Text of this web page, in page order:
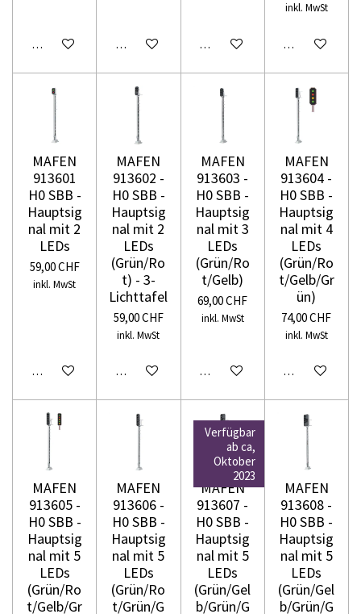
In den WarenkorbIn den WarenkorbIn den Warenkorb
inkl. MwSt
In den
MAFEN
913601
H0 SBB -
Hauptsig
nal mit 2
LEDs
59,00 CHF
inkl. MwSt
In den Warenkorb
MAFEN
913602 -
H0 SBB -
Hauptsig
nal mit 2
LEDs
(Grün/Ro
t) - 3-
Lichttafel
59,00 CHF
inkl. MwSt
In den Warenkorb
MAFEN
913603 -
H0 SBB -
Hauptsig
nal mit 3
LEDs
(Grün/Ro
t/Gelb)
69,00 CHF
inkl. MwSt
In den Warenkorb
MAFEN
913604 -
H0 SBB -
Hauptsig
nal mit 4
LEDs
(Grün/Ro
t/Gelb/Gr
ün)
74,00 CHF
inkl. MwSt
In den
MAFEN
913605 -
H0 SBB -
Hauptsig
nal mit 5
LEDs
(Grün/Ro
t/Gelb/Gr
MAFEN
913606 -
H0 SBB -
Hauptsig
nal mit 5
LEDs
(Grün/Ro
t/Grün/G
Verfügbar
ab ca,
Oktober
2023
MAFEN
913607 -
H0 SBB -
Hauptsig
nal mit 5
LEDs
(Grün/Gel
b/Grün/G
MAFEN
913608 -
H0 SBB -
Hauptsig
nal mit 5
LEDs
(Grün/Gel
b/Grün/G